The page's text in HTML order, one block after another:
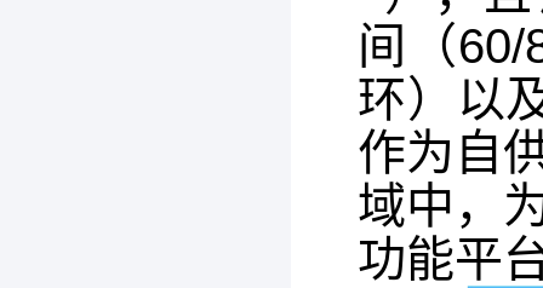
间（
环）以
作为自
域中，
功能平